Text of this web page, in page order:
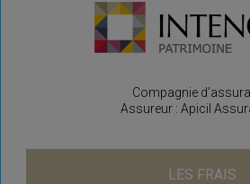
Compagnie
Assureur : Apicil
LES FRAIS